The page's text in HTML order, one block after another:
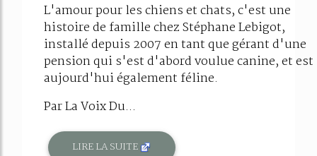
L'amour pour les chiens et chats, c'est une
histoire de famille chez Stéphane Lebigot,
installé depuis 2007 en tant que gérant d'une
pension qui s'est d'abord voulue canine, et est
aujourd'hui également féline.
Par La Voix Du...
LIRE LA SUITE